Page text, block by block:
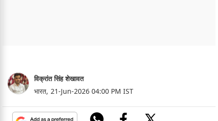
विक्रांत सिंह शेखावत
भारत, 21-Jun-2026 04:00 PM IST